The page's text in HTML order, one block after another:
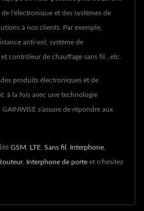
l'électronique et des systèmes de
à nos clients. Par exemple,
anti-vol, système de
contrôleur de chauffage sans fil...etc.
produits électroniques et de
à la fois avec une technologie
s'assure de répondre aux
GSM LTE Sans fil Interphone
, Interphone de porte et n'hésitez